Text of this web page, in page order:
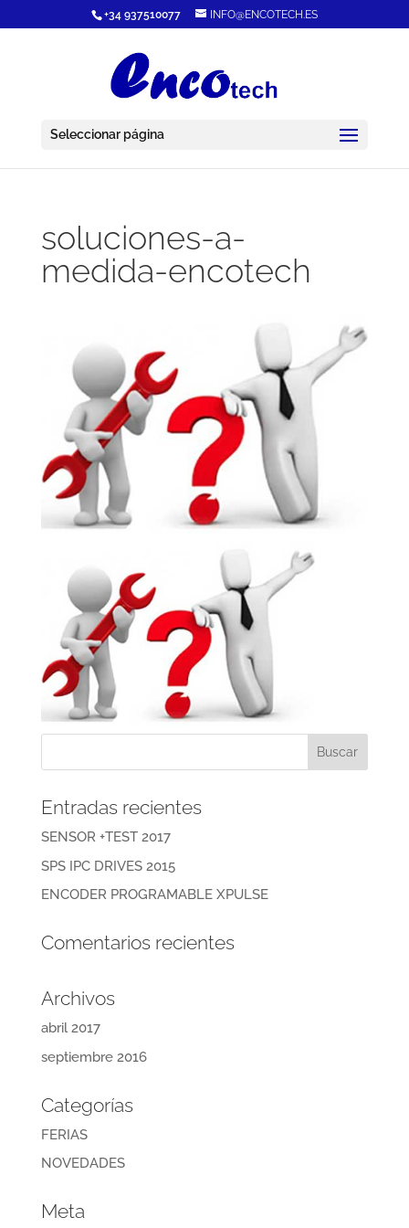
+34 937510077 INFO@ENCOTECH.ES
Seleccionar página
soluciones-a-
medida-encotech
Entradas recientes
SENSOR +TEST 2017
SPS IPC DRIVES 2015
ENCODER PROGRAMABLE XPULSE
Comentarios recientes
Archivos
abril 2017
septiembre 2016
Categorías
FERIAS
NOVEDADES
Meta